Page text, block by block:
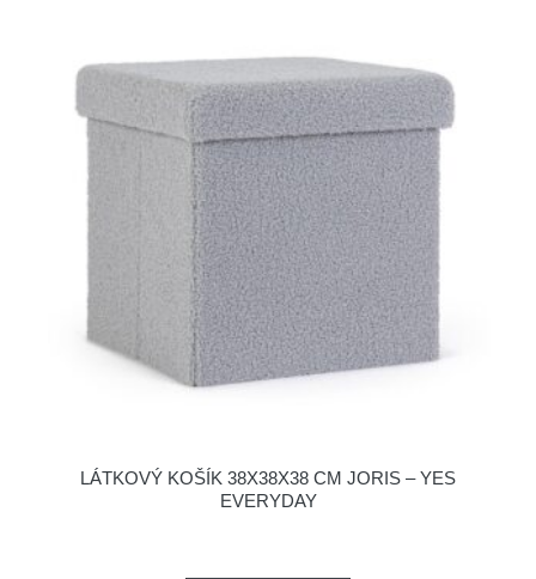
LÁTKOVÝ KOŠÍK 38X38X38 CM JORIS – YES
EVERYDAY